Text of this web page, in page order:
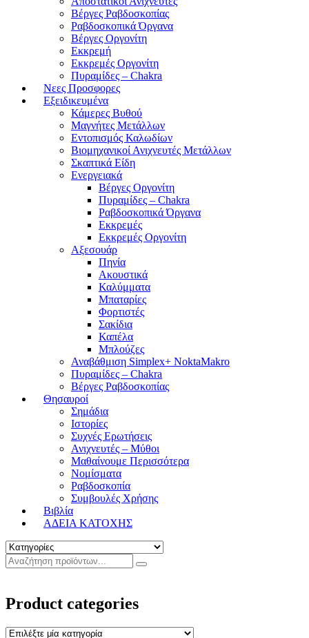
Βέργες Ραβδοσκοπίας
Ραβδοσκοπικά Όργανα
Βέργες Οργονίτη
Εκκρεμή
Εκκρεμές Οργονίτη
Πυραμίδες – Chakra
Νεες Προσφορες
Εξειδικευμένα
Κάμερες Βυθού
Μαγνήτες Μετάλλων
Εντοπισμός Καλωδίων
Βιομηχανικοί Ανιχνευτές Μετάλλων
Σκαπτικά Είδη
Ενεργειακά
Βέργες Οργονίτη
Πυραμίδες – Chakra
Ραβδοσκοπικά Όργανα
Εκκρεμές
Εκκρεμές Οργονίτη
Αξεσουάρ
Πηνία
Ακουστικά
Καλύμματα
Μπαταρίες
Φορτιστές
Σακίδια
Καπέλα
Μπλούζες
Αναβάθμιση Simplex+ NoktaMakro
Πυραμίδες – Chakra
Βέργες Ραβδοσκοπίας
Θησαυροί
Σημάδια
Ιστορίες
Συχνές Ερωτήσεις
Ανιχνευτές – Μύθοι
Μαθαίνουμε Περισσότερα
Νομίσματα
Ραβδοσκοπία
Συμβουλές Χρήσης
Βιβλία
ΑΔΕΙΑ ΚΑΤΟΧΗΣ
Product categories